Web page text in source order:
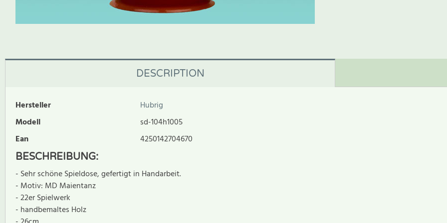
DESCRIPTION
Hersteller
Hubrig
Modell
sd-104h1005
Ean
4250142704670
BESCHREIBUNG:
- Sehr schöne Spieldose, gefertigt in Handarbeit.
- Motiv: MD Maientanz
- 22er Spielwerk
- handbemaltes Holz